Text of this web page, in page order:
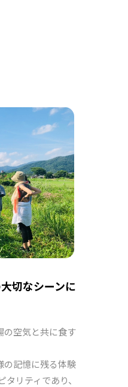
切なシーンに
の空気と共に食す
の記憶に残る体験
リティであり、